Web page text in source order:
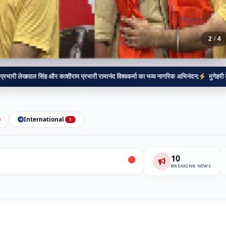
2 /4
काशीराम प्रभारी रामानंद विश्वकर्मा का भव्य नागरिक अभिनंदन; मुगेहरी में एक सप्ताह से जला
International 1
🔴 BREAKING: अतीक अहमद के बेटे आबान अहमद
10
BREAKING NEWS